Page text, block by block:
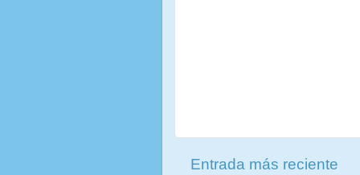
Entrada más reciente